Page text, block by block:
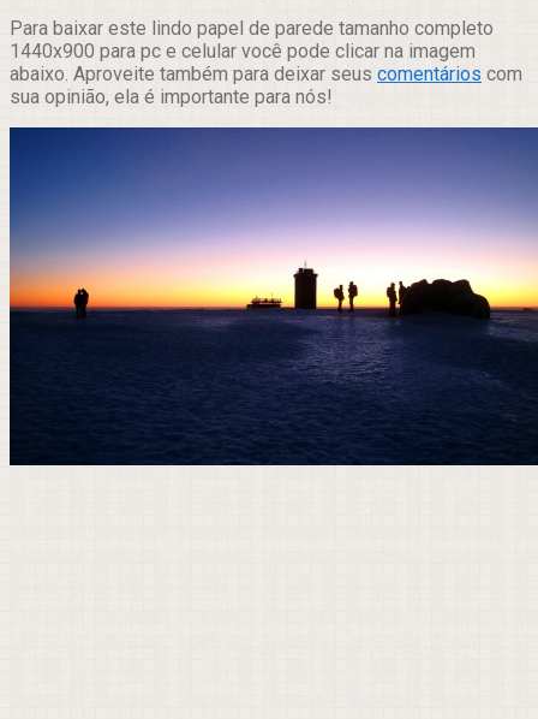
Para baixar este lindo papel de parede tamanho completo
1440x900 para pc e celular você pode clicar na imagem
abaixo. Aproveite também para deixar seus comentários com
sua opinião, ela é importante para nós!